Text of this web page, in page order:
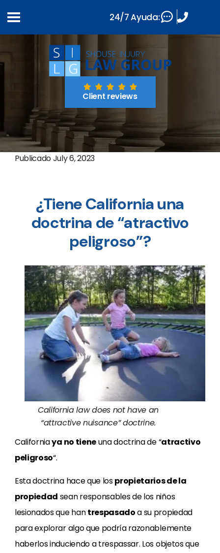
Client reviews
PublicadoJuly 6, 2023
¿Tiene California una
doctrina de “atractivo
peligroso”?
California law does not have an
“attractive nuisance” doctrine.
Californiaya no tieneuna doctrina de “atractivo
peligroso“.
Esta doctrina hace que lospropietarios de la
propiedad sean responsables de los niños
lesionados que hantrespasadoa su propiedad
para explorar algo que podría razonablemente
haberlos induciendo a trespassar. Los objetos que
24/7 Ayuda: